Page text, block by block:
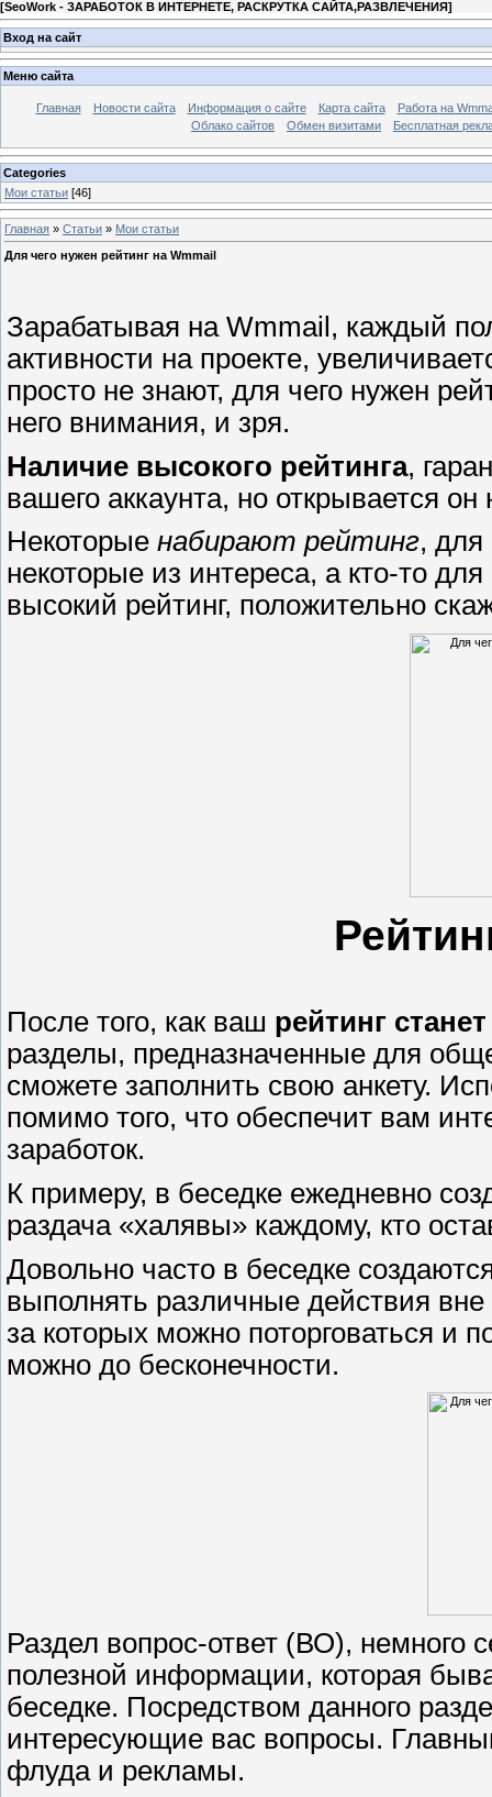
[SeoWork - ЗАРАБОТОК В ИНТЕРНЕТЕ, РАСКРУТКА САЙТА,РАЗВЛЕЧЕНИЯ]
Вход на сайт
Меню сайта
Главная Новости сайта Информация о сайте Карта сайта
Работа на
Облако сайтов
Обмен визитами Бесплатная
Categories
Мои статьи [46]
Главная » Статьи » Мои статьи
Для чего нужен рейтинг на Wmmail
Зарабатывая на Wmmail, каждый
активности на проекте,
просто не знают, для чего нужен
него внимания, и зря.
Наличие высокого рейтинга,
вашего аккаунта, но открывается
Некоторые набирают рейтинг, для
некоторые из интереса, а кто-то
высокий рейтинг, положительно
После того, как ваш рейтинг
разделы, предназначенные для
сможете заполнить свою анкету.
помимо того, что обеспечит вам
заработок.
К примеру, в беседке ежедневно
раздача «халявы» каждому, кто
Довольно часто в беседке
выполнять различные действия
за которых можно поторговаться и
можно до бесконечности.
Раздел вопрос-ответ (ВО), немного
полезной информации, которая
беседке. Посредством данного
интересующие вас вопросы.
флуда и рекламы.